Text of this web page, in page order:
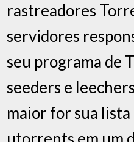
rastreadores
servidores
seu programa de
seeders e
maior for sua